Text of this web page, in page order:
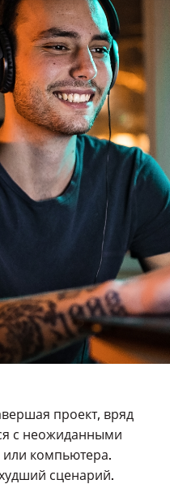
проект, вряд
с неожиданными
компьютера.
сценарий.